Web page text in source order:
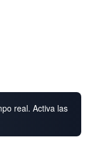
real. Activa las